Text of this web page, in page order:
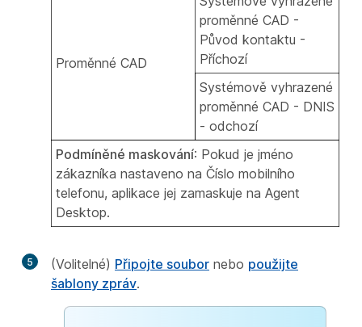
Proměnné CAD
proměnné CAD -
Původ kontaktu -
Příchozí
Systémově vyhrazené
proměnné CAD - DNIS
- odchozí
Podmíněné maskování: Pokud je jméno
zákazníka nastaveno na Číslo mobilního
telefonu, aplikace jej zamaskuje na Agent
Desktop.
5 (Volitelné) Připojte soubor nebo použijte
šablony zpráv.